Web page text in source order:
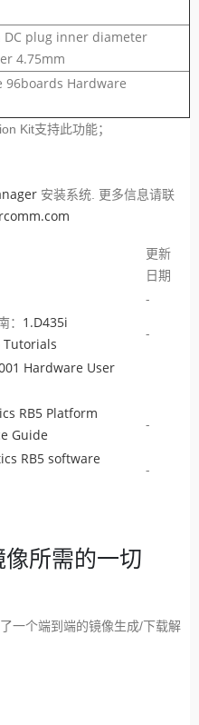
DC plug inner diameter
4.75mm
96boards Hardware
Kit支持此功能；
安装系统. 更多信息请联
更新
日期
-
1.D435i
Tutorials
-
Hardware User
RB5 Platform
Guide
-
RB5 software
-
所需的一切
一个端到端的镜像生成/下载解